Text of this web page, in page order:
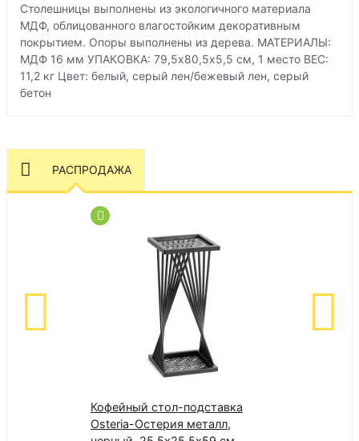
Столешницы выполнены из экологичного материала
МДФ, облицованного влагостойким декоративным
покрытием. Опоры выполнены из дерева. МАТЕРИАЛЫ:
МДФ 16 мм УПАКОВКА: 79,5х80,5х5,5 см, 1 место ВЕС:
11,2 кг Цвет: белый, серый лен/бежевый лен, серый
бетон
РАСПРОДАЖА
Кофейный стол-подставка
Osteria-Остерия металл,